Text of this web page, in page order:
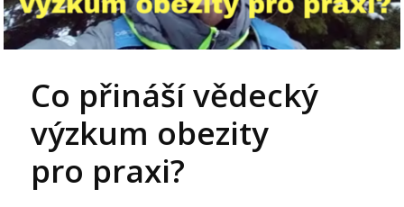
Co přináší vědecký
výzkum obezity
pro praxi?